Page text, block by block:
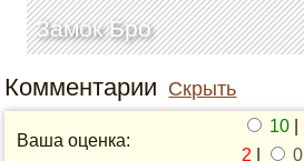
Замок Бро
Комментарии Скрыть
Ваша оценка:
10
2
0